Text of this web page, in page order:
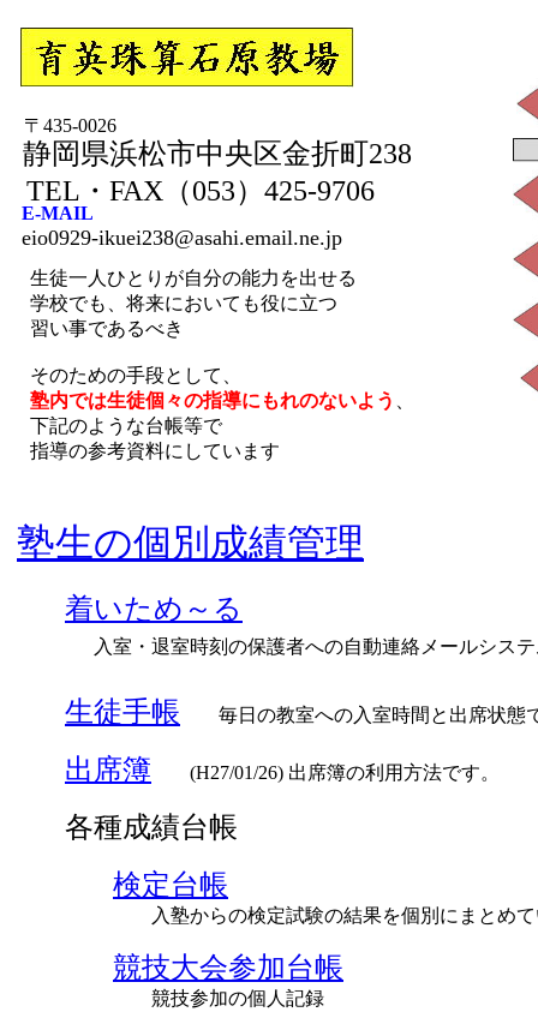
TEL・FAX（053）425-9706
塾生の個別成績管理
着いため～る
入室・退室時刻の保護者への自動連絡メールシス
生徒手帳 毎日の教室への入室時間と出席状態
出席簿 (H27/01/26) 出席簿の利用方法です。
各種成績台帳
検定台帳
入塾からの検定試験の結果を個別にまとめて
競技大会参加台帳
競技参加の個人記録
E-MAIL
eio0929-ikuei238@asahi.email.ne.jp
生徒一人ひとりが自分の能力を出せる
学校でも、将来においても役に立つ
習い事であるべき
そのための手段として、
塾内では生徒個々の指導にもれのないよう
下記のような台帳等で
指導の参考資料にしています
〒435-0026
静岡県浜松市中央区金折町238